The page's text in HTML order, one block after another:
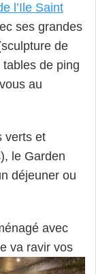
l’Ile Saint
ses grandes
de
de ping
au
verts et
le Garden
déjeuner ou
avec
va ravir vos